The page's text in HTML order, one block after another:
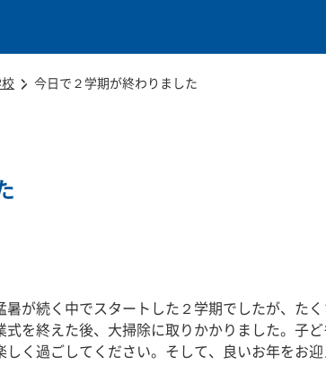
今日で２学期が終わりました
が続く中でスタートした２学期でしたが、た
を終えた後、大掃除に取りかかりました。子
く過ごしてください。そして、良いお年をお迎